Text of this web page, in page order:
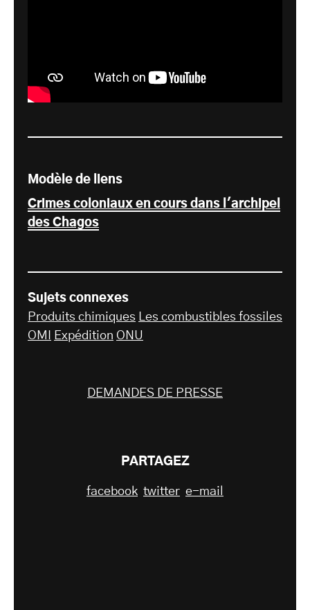
Modèle de liens
Crimes coloniaux en cours dans l'archipel
des Chagos
Sujets connexes
Produits chimiques Les combustibles fossiles
OMI
Expédition ONU
DEMANDES DE PRESSE
PARTAGEZ
facebook twitter e-mail